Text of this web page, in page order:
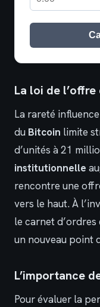
La loi de
La rareté
du Bitcoin limite
d’unités à 21
institutionnelle
rencontre une
vers le haut. À
le carnet
un nouveau point
L’importance
Pour évaluer la